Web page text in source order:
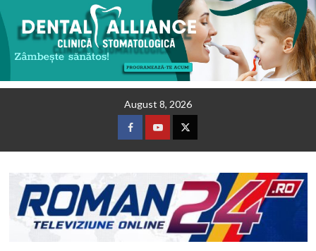
August 8, 2026
FacebookYoutubeTwitter